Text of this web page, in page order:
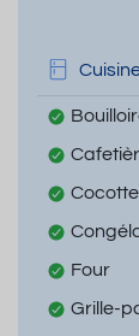
Four
Grille-